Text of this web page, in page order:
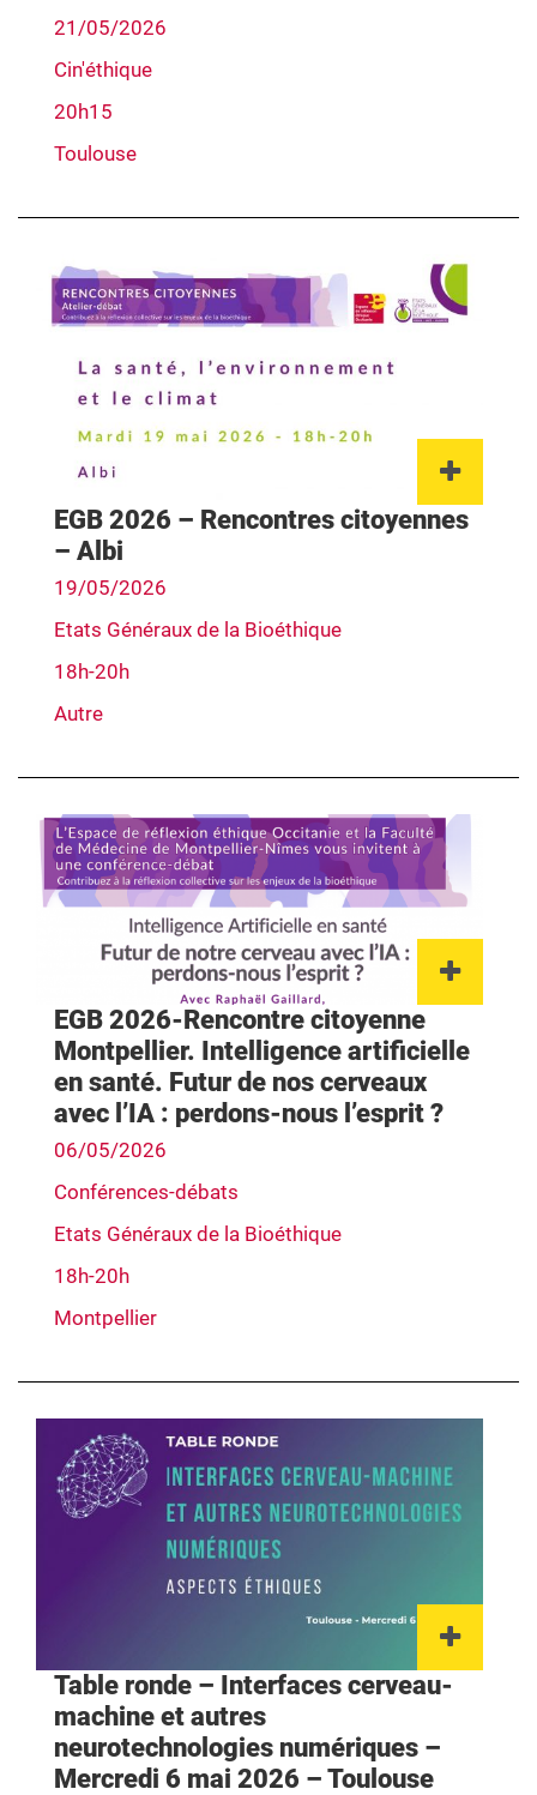
21/05/2026
Cin'éthique
20h15
Toulouse
EGB 2026 – Rencontres citoyennes
– Albi
19/05/2026
Etats Généraux de la Bioéthique
18h-20h
Autre
EGB 2026-Rencontre citoyenne
Montpellier. Intelligence artificielle
en santé. Futur de nos cerveaux
avec l’IA : perdons-nous l’esprit ?
06/05/2026
Conférences-débats
Etats Généraux de la Bioéthique
18h-20h
Montpellier
Table ronde – Interfaces cerveau-
machine et autres
neurotechnologies numériques –
Mercredi 6 mai 2026 – Toulouse